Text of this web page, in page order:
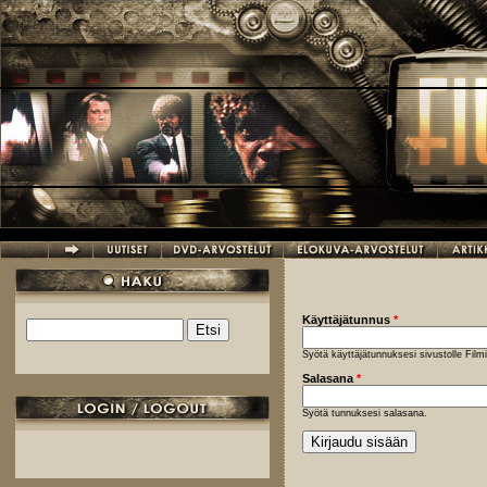
Hyppää pääsisältöön
Hakulomake
Käyttäjätunnus *
Syötä käyttäjätunnuksesi sivustolle
Salasana *
Syötä tunnuksesi salasana.